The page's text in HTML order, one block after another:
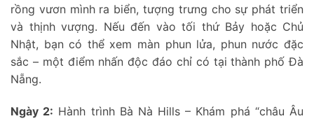
rồng vươn mình ra biển, tượng trưng cho sự phát triển
và thịnh vượng. Nếu đến vào tối thứ Bảy hoặc Chủ
Nhật, bạn có thể xem màn phun lửa, phun nước đặc
sắc – một điểm nhấn độc đáo chỉ có tại thành phố Đà
Nẵng.
Ngày 2: Hành trình Bà Nà Hills – Khám phá “châu Âu